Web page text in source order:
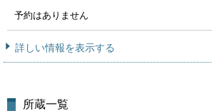
予約はありません
詳しい情報を表示する
所蔵一覧